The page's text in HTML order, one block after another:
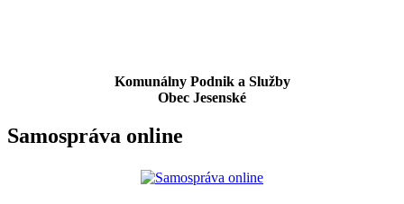
Komunálny Podnik a Služby
Obec Jesenské
Samospráva online